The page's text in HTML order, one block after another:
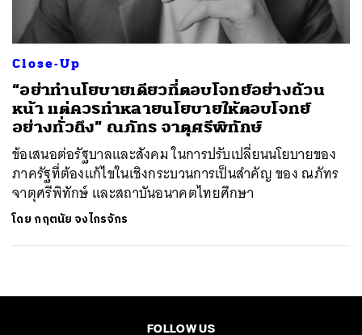
Close-Up
“อย่าทำนโยบายเดียวที่ตอบโจทย์อย่างถ้วน
หน้า แต่ควรทำหลายนโยบายให้ตอบโจทย์
อย่างทั่วถึง” ณภัทร จาตุศรีพิทักษ์
ข้อเสนอต่อรัฐบาลและสังคม ในการปรับเปลี่ยนนโยบายของ
ภาครัฐที่ต้องแก้ไขในเชิงกระบวนการเป็นสำคัญ ของ ณภัทร
จาตุศรีพิทักษ์ และสถาบันอนาคตไทยศึกษา
โดย กฤตนัย จงไกรจักร
FOLLOW US
SHARE TWEET LINE EMAIL